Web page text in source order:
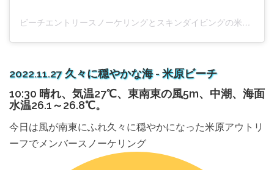
ビーチエントリースノーケリングとスキンダイビングの米原クラブ(@bwwitoh)がシェアした投稿
2022.11.27 久々に穏やかな海 - 米原ビーチ
10:30 晴れ、気温27℃、東南東の風5m、中潮、海面
水温26.1～26.8℃。
今日は風が南東にふれ久々に穏やかになった米原アウトリ
ーフでメンバースノーケリング